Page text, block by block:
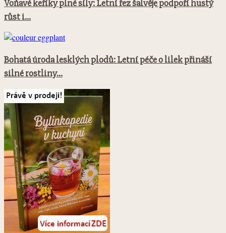
Voňavé keříky plné síly: Letní řez šalvěje podpoří hustý
růst i...
Bohatá úroda lesklých plodů: Letní péče o lilek přináší
silné rostliny...